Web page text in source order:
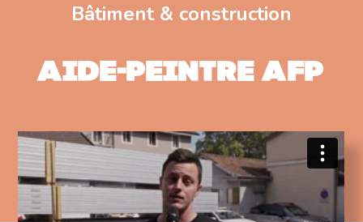
Bâtiment & construction
Aide-peintre AFP